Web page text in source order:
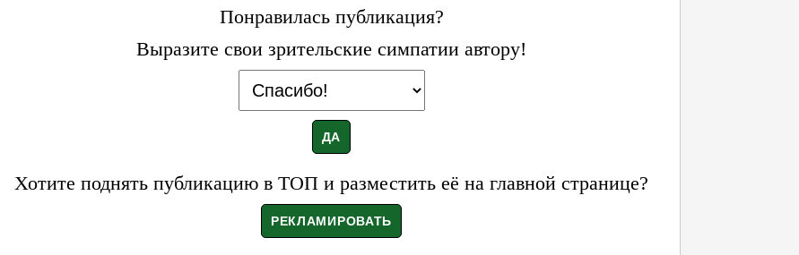
Понравилась публикация?
Выразите свои зрительские симпатии автору!
Хотите поднять публикацию в ТОП и разместить её на главной странице?